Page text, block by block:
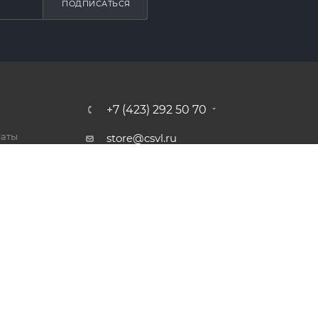
ПОДПИСАТЬСЯ
+7 (423) 292 50 70
store@csvl.ru